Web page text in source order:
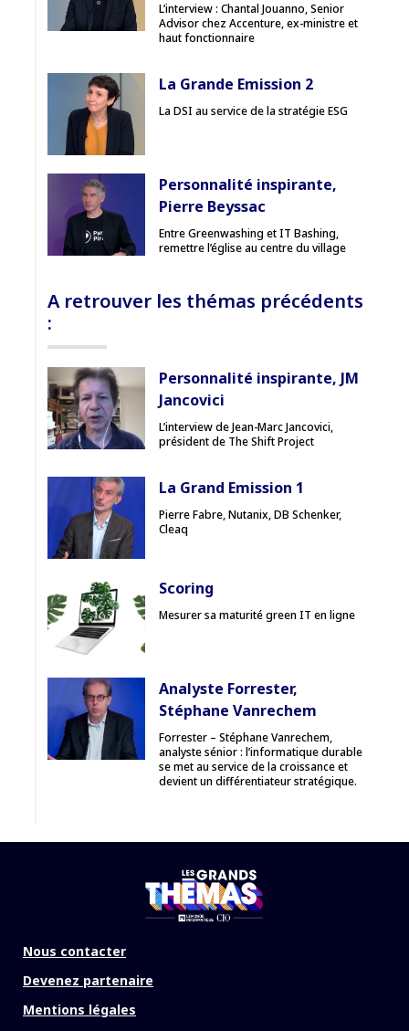
L’interview : Chantal Jouanno, Senior
Advisor chez Accenture, ex-ministre et
haut fonctionnaire
La Grande Emission 2
La DSI au service de la stratégie ESG
Personnalité inspirante,
Pierre Beyssac
Entre Greenwashing et IT Bashing,
remettre l’église au centre du village
A retrouver les thémas précédents
:
Personnalité inspirante, JM
Jancovici
L’interview de Jean-Marc Jancovici,
président de The Shift Project
La Grand Emission 1
Pierre Fabre, Nutanix, DB Schenker,
Cleaq
Scoring
Mesurer sa maturité green IT en ligne
Analyste Forrester,
Stéphane Vanrechem
Forrester – Stéphane Vanrechem,
analyste sénior : l’informatique durable
se met au service de la croissance et
devient un différentiateur stratégique.
Nous contacter
Devenez partenaire
Mentions légales